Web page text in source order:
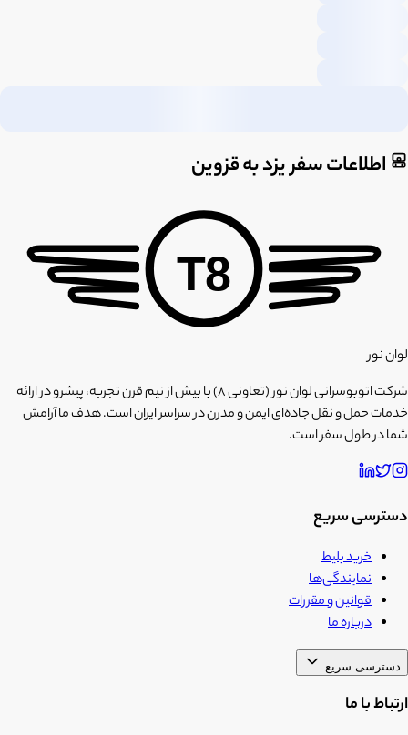
اطلاعات سفر یزد به قزوین
T8
لوان نور
شرکت اتوبوسرانی لوان نور (تعاونی ۸) با بیش از نیم قرن تجربه، پیشرو در ارائه
خدمات حمل و نقل جاده‌ای ایمن و مدرن در سراسر ایران است. هدف ما آرامش
شما در طول سفر است.
دسترسی سریع
خرید بلیط
نمایندگی‌ها
قوانین و مقررات
درباره ما
دسترسی سریع
ارتباط با ما